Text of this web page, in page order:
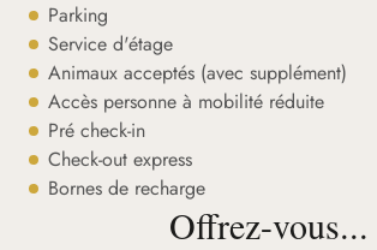
Parking
Service d'étage
Animaux acceptés (avec supplément)
Accès personne à mobilité réduite
Pré check-in
Check-out express
Bornes de recharge
Offrez-vous...